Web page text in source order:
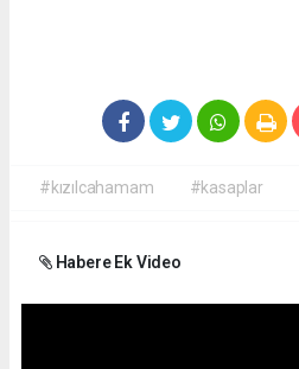
#kızılcahamam #kasaplar
Habere Ek Video